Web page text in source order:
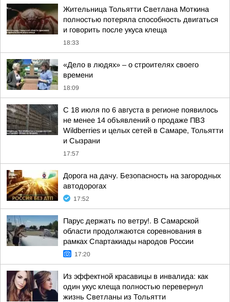
Жительница Тольятти Светлана Моткина
полностью потеряла способность двигаться
и говорить после укуса клеща
18:33
«Дело в людях» – о строителях своего
времени
18:09
С 18 июля по 6 августа в регионе появилось
не менее 14 объявлений о продаже ПВЗ
Wildberries и целых сетей в Самаре, Тольятти
и Сызрани
17:57
Дорога на дачу. Безопасность на загородных
автодорогах
17:52
Парус держать по ветру!. В Самарской
области продолжаются соревнования в
рамках Спартакиады народов России
17:20
Из эффектной красавицы в инвалида: как
один укус клеща полностью перевернул
жизнь Светланы из Тольятти